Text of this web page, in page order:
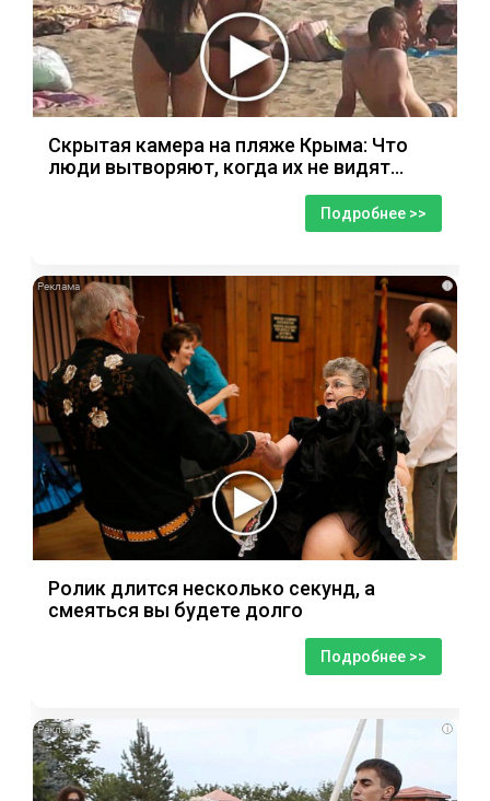
Скрытая камера на пляже Крыма: Что
люди вытворяют, когда их не видят...
Подробнее >>
i
Ролик длится несколько секунд, а
смеяться вы будете долго
Подробнее >>
i